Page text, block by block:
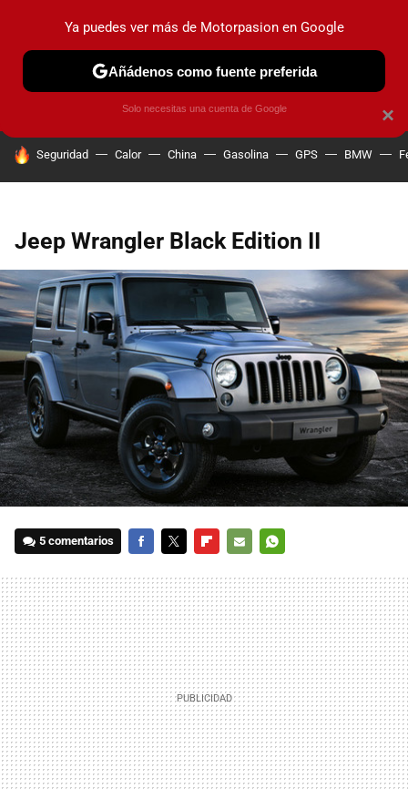
PRUEBAS COCHES ELÉCTRICOS OBSERVATORIO
HOY SE HABLA DE
Seguridad Calor China Gasolina GPS BMW
Jeep Wrangler Black Edition II
5 comentarios
MAIL
×
Ya puedes ver más de Motorpasion en Google
Añádenos como fuente preferida
Solo necesitas una cuenta de Google